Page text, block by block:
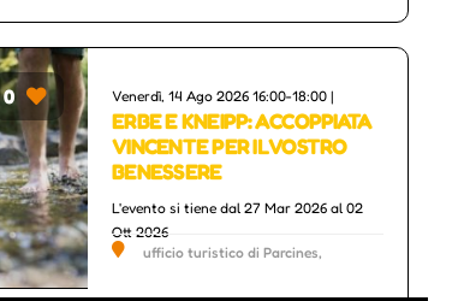
0 Venerdì, 14 Ago 2026 16:00-18:00 |
ERBE E KNEIPP: ACCOPPIATA
VINCENTE PER IL VOSTRO
BENESSERE
L'evento si tiene dal 27 Mar 2026 al 02
Ott 2026
ufficio turistico di Parcines,